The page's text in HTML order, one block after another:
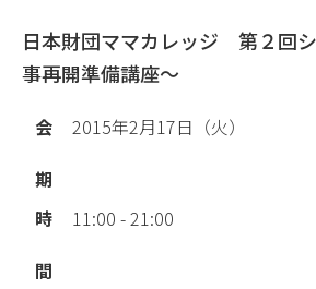
日本財団ママカレッジ 第２回
事再開準備講座～
会
期
2015年2月17日（火）
時
間
11:00 - 21:00